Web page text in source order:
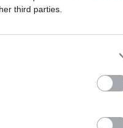
third parties.
Article següent
municipal no
la